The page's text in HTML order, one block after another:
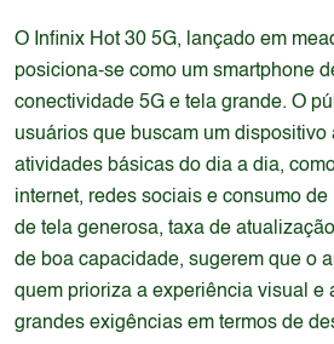
O Infinix Hot 30 5G, lançado em
posiciona-se como um smartphone
conectividade 5G e tela grande. O
usuários que buscam um dispositivo
atividades básicas do dia a dia,
internet, redes sociais e consumo
de tela generosa, taxa de
de boa capacidade, sugerem que o
quem prioriza a experiência visual e
grandes exigências em termos de